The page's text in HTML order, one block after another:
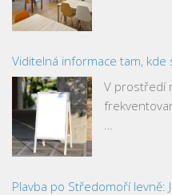
Viditelná informace tam,
V prostředí
Plavba po Středomoří levně: